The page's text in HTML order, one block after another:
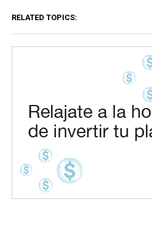
RELATED TOPICS: